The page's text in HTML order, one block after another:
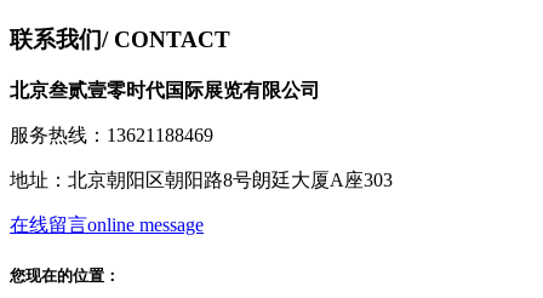
联系我们/ CONTACT
北京叁贰壹零时代国际展览有限公司
服务热线：13621188469
地址：北京朝阳区朝阳路8号朗廷大厦A座303
在线留言online message
您现在的位置：